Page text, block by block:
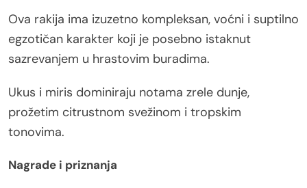
Ova rakija ima izuzetno kompleksan, voćni i suptilno
egzotičan karakter koji je posebno istaknut
sazrevanjem u hrastovim buradima.
Ukus i miris dominiraju notama zrele dunje,
prožetim citrustnom svežinom i tropskim
tonovima.
Nagrade i priznanja